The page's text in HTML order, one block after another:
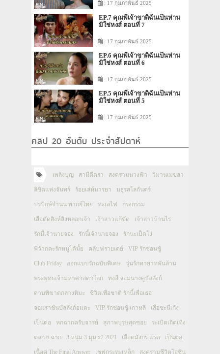
: 17 กุมภาพันธ์ 2025
EP.7 คุณพี่เจ้าขาดิฉันเป็นห่าน
มิใช่หงส์ ตอนที่ 7
: 17 กุมภาพันธ์ 2025
EP.6 คุณพี่เจ้าขาดิฉันเป็นห่าน
มิใช่หงส์ ตอนที่ 6
: 17 กุมภาพันธ์ 2025
EP.5 คุณพี่เจ้าขาดิฉันเป็นห่าน
มิใช่หงส์ ตอนที่ 5
: 17 กุมภาพันธ์ 2025
คลิป 20 อันดับ ประจำสัปดาห์
เพลิงบุญ สามีตีตรา สงครามนางฟ้า วิมานเมขลา
ลิขิตแห่งจันทร์ ร้อยเล่ห์มารยา มธุรสโลกันตร์
ปรปักษ์จำนน พากย์ไทย ทะเลไฟ กรงกรรม
เสือตัดสิงห์ลิงหลอกเจ้า เจ้าสาวแก้ขัด เจ้าสาวบ้านไร่
รักนี้เจ้านายจอง รักนี้เจ้านายจอง รักนะเป็ดโง่
พี่ว้ากคะรักหนูได้มั้ย คลับฟรายเดย์ VIP รักซ่อนชู้
Club Friday ออกแบบรักฉบับพิเศษ วุ่นรักทายาทพันล้าน
พระพุทธเจ้ามหาศาสดาโลก ทงอี จอมนางคู่บัลลังก์
ดาบพิฆาตกลางหิมะ ชีวิตเพื่อชาติ รักนี้เพื่อเธอ
จอมราชันบัลลังก์อมตะ VIP รักซ่อนชู้ เกาหลี เสือชะนีเก้ง
เป็นต่อ หกฉากครับจารย์ สุภาพบุรุษสุดซอย ระเบิดเถิดเทิง
ตลก 6 ฉาก 3 หนุ่ม 3 มุม x2 2021 เลือดมังกร แรด เป็นต่อ
เนื้อคู่ The Final Answer เชฟกระทะเหล็ก สงครามชีวิตโอชิน